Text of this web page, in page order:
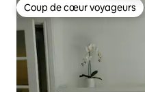
Coup de cœur voyageurs
Coup de cœur voyageurs